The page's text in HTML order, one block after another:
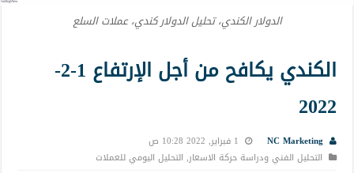
الدولار الكندي، تحليل الدولار كندي، عملات السلع
الكندي يكافح من أجل الإرتفاع 1-2-
2022
NC Marketing
1 فبراير, 2022 10:28 ص
التحليل الفني ودراسة حركة الاسعار, التحليل اليومي للعملات